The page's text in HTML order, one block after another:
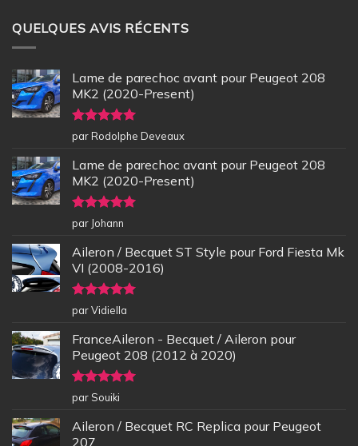
QUELQUES AVIS RÉCENTS
Lame de parechoc avant pour Peugeot 208
MK2 (2020-Present)
Note5sur
5
par Rodolphe Deveaux
Lame de parechoc avant pour Peugeot 208
MK2 (2020-Present)
Note5sur
5
par Johann
Aileron / Becquet ST Style pour Ford Fiesta Mk
VI (2008-2016)
Note5sur
5
par Vidiella
FranceAileron - Becquet / Aileron pour
Peugeot 208 (2012 à 2020)
Note5sur
5
par Souiki
Aileron / Becquet RC Replica pour Peugeot
207